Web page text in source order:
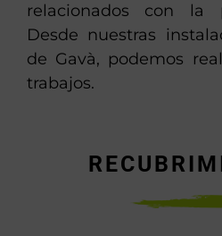
relacionados con la
Desde nuestras
de Gavà, podemos
trabajos.